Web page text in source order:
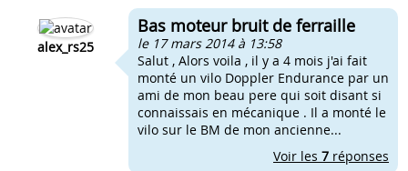
alex_rs25
Bas moteur bruit de ferraille
le 17 mars 2014 à 13:58
Salut , Alors voila , il y a 4 mois j'ai fait
monté un vilo Doppler Endurance par un
ami de mon beau pere qui soit disant si
connaissais en mécanique . Il a monté le
vilo sur le BM de mon ancienne...
Voir les 7 réponses